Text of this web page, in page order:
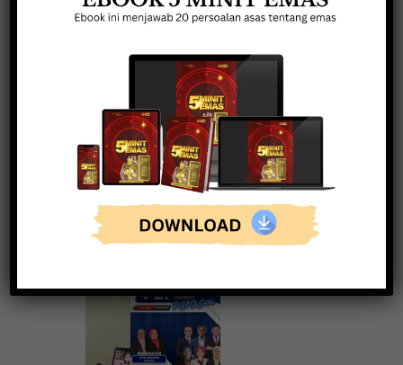
ARTIKEL BISNES EMAS
Ada duit, tambah ilmu dan skill.